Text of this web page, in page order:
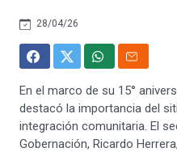
28/04/26
En el marco de su 15°
destacó la importancia del
integración comunitaria. El
Gobernación, Ricardo